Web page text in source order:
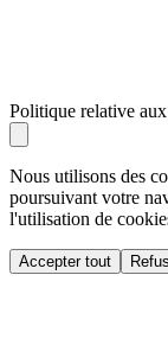
Politique relative
Nous utilisons des
poursuivant votre
l'utilisation de
Accepter tout